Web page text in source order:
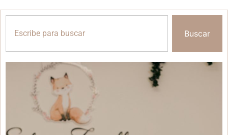
Buscar